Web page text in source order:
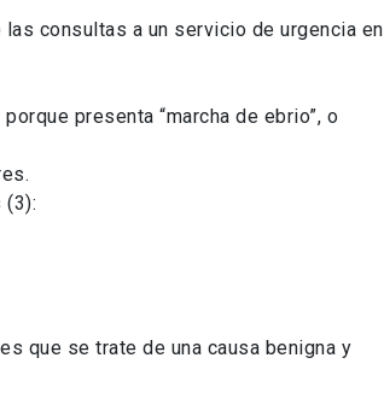
consultas a un servicio de urgencia en
presenta “marcha de ebrio”, o
(3):
que se trate de una causa benigna y